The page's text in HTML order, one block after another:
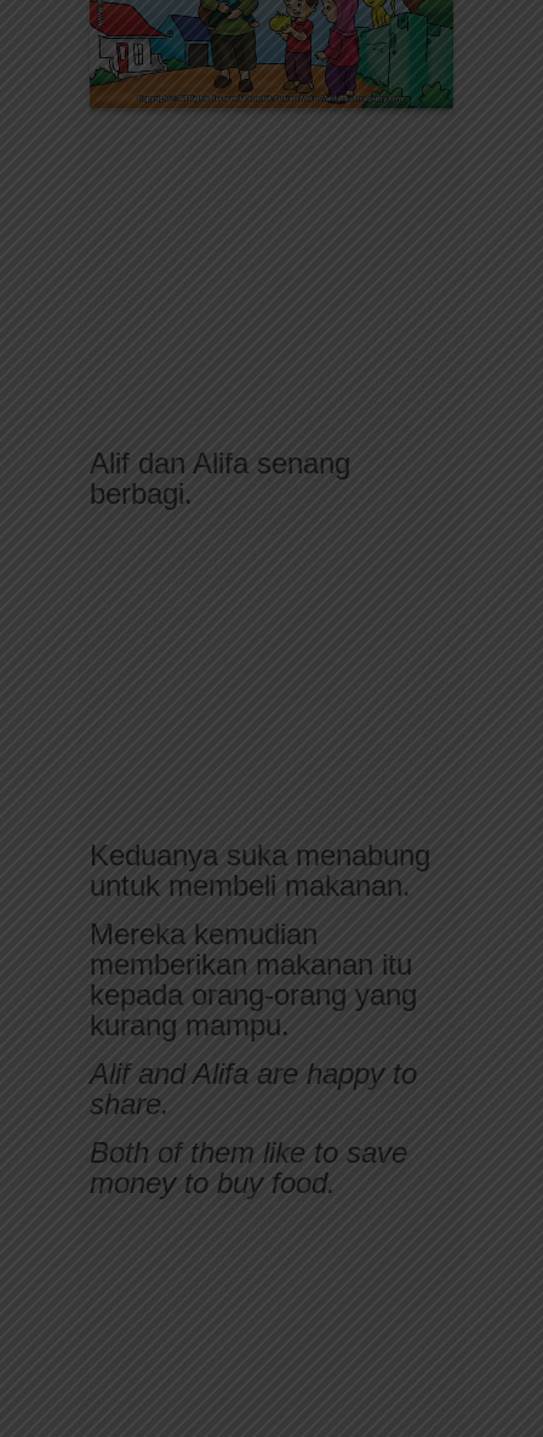
Alif dan Alifa senang
berbagi.
Keduanya suka menabung
untuk membeli makanan.
Mereka kemudian
memberikan makanan itu
kepada orang-orang yang
kurang mampu.
Alif and Alifa are happy to
share.
Both of them like to save
money to buy food.